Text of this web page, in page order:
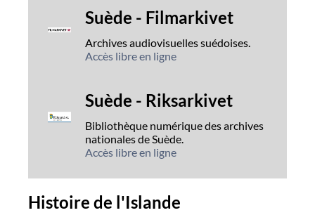
Suède - Filmarkivet
Archives audiovisuelles suédoises.
Accès libre en ligne
Suède - Riksarkivet
Bibliothèque numérique des archives
nationales de Suède.
Accès libre en ligne
Histoire de l'Islande